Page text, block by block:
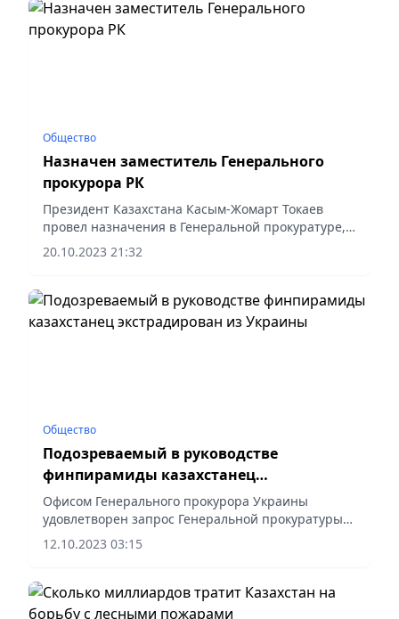
Общество
Назначен заместитель Генерального
прокурора РК
Президент Казахстана Касым-Жомарт Токаев
провел назначения в Генеральной прокуратуре,
передает пресс-служба Акорды.
20.10.2023 21:32
Общество
Подозреваемый в руководстве
финпирамиды казахстанец
экстрадирован из Украины
Офисом Генерального прокурора Украины
удовлетворен запрос Генеральной прокуратуры
Казахстана о выдаче гражданина,
разыскиваемого по подозрению в руководстве
12.10.2023 03:15